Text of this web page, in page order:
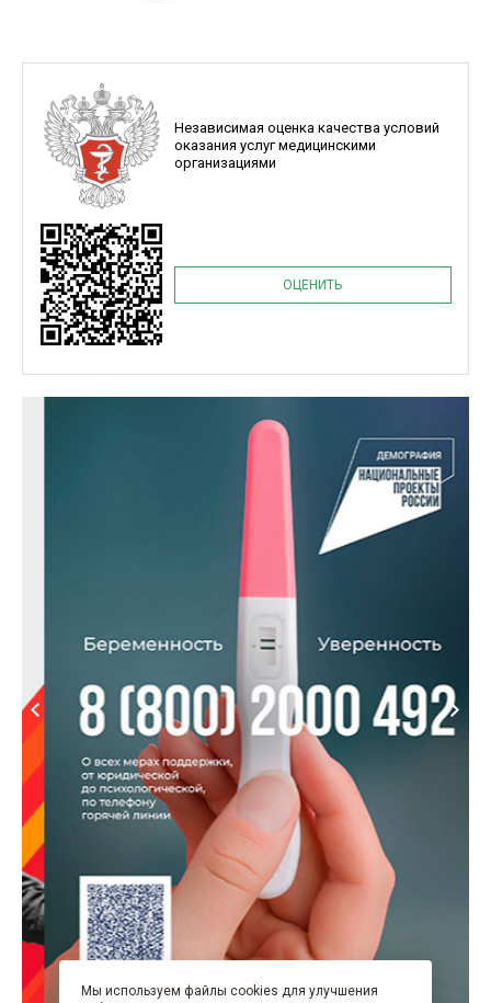
Независимая оценка качества условий
оказания услуг медицинскими
организациями
ОЦЕНИТЬ
Мы используем файлы cookies для улучшения